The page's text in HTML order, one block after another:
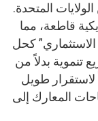
المتحدة.
قاطعة، مما
كحل
بدلاً من
لاستقرار طويل
المعارك إلى